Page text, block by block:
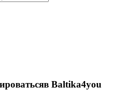
Baltika4you